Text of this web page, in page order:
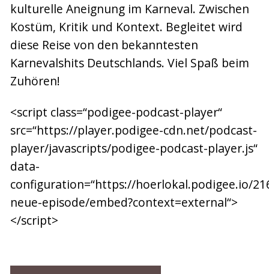
kulturelle Aneignung im Karneval. Zwischen
Kostüm, Kritik und Kontext. Begleitet wird
diese Reise von den bekanntesten
Karnevalshits Deutschlands. Viel Spaß beim
Zuhören!
<script class=“podigee-podcast-player“
src=“https://player.podigee-cdn.net/podcast-
player/javascripts/podigee-podcast-player.js“
data-
configuration=“https://hoerlokal.podigee.io/
neue-episode/embed?context=external“>
</script>